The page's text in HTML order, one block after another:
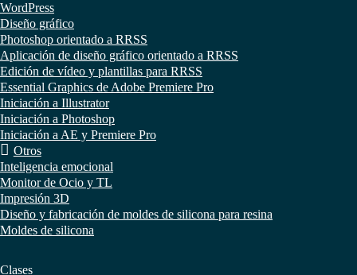
WordPress
Diseño gráfico
Photoshop orientado a RRSS
Aplicación de diseño gráfico orientado a RRSS
Edición de vídeo y plantillas para RRSS
Essential Graphics de Adobe Premiere Pro
Iniciación a Illustrator
Iniciación a Photoshop
Iniciación a AE y Premiere Pro
Otros
Inteligencia emocional
Monitor de Ocio y TL
Impresión 3D
Diseño y fabricación de moldes de silicona para resina
Moldes de silicona
Clases